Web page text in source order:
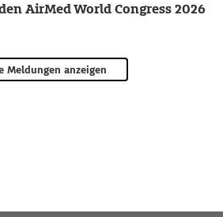
AirMed World Congress 2026
Meldungen anzeigen